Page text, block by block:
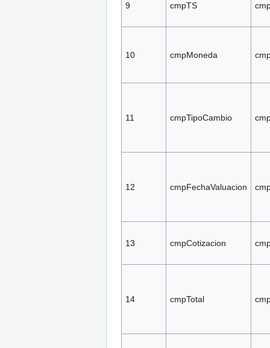
9 cmpTS
10 cmpMoneda
11 cmpTipoCambio
12 cmpFechaValuacion
13 cmpCotizacion
14 cmpTotal